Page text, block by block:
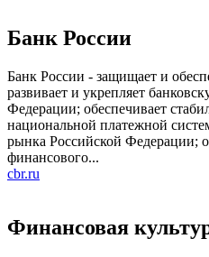
Банк России
Банк России - защищает и
развивает и укрепляет
Федерации; обеспечивает
национальной платежной
рынка Российской Федерации;
финансового...
cbr.ru
Финансовая